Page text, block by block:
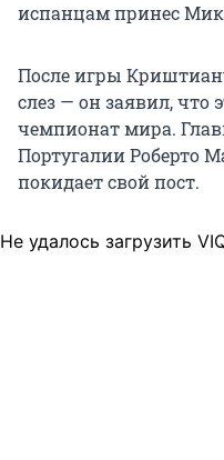
испанцам принес
После игры
слез — он заявил, что
чемпионат мира.
Португалии Роберто
покидает свой пост.
Не удалось загрузить